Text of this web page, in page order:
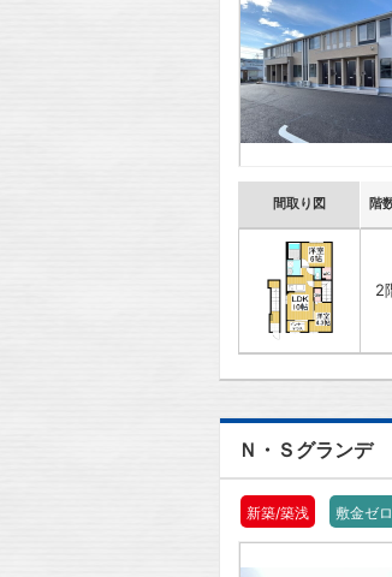
間取り図 階
2
Ｎ・Ｓグランデ
新築/築浅 敷金ゼロ